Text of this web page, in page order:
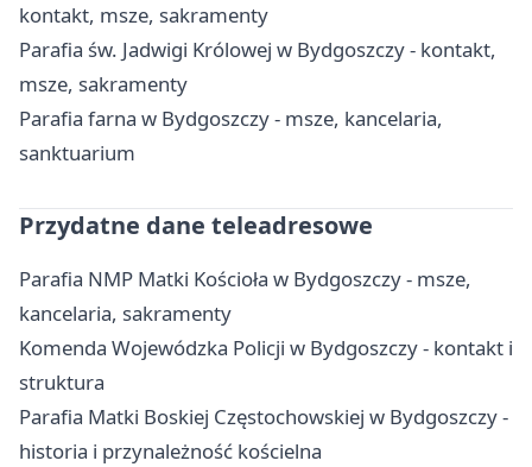
kontakt, msze, sakramenty
Parafia św. Jadwigi Królowej w Bydgoszczy - kontakt,
msze, sakramenty
Parafia farna w Bydgoszczy - msze, kancelaria,
sanktuarium
Przydatne dane teleadresowe
Parafia NMP Matki Kościoła w Bydgoszczy - msze,
kancelaria, sakramenty
Komenda Wojewódzka Policji w Bydgoszczy - kontakt i
struktura
Parafia Matki Boskiej Częstochowskiej w Bydgoszczy -
historia i przynależność kościelna